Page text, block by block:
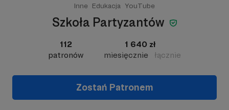
Inne Edukacja YouTube
Szkoła Partyzantów
112
patronów
1 640 zł
miesięcznie
łącznie
Zostań Patronem